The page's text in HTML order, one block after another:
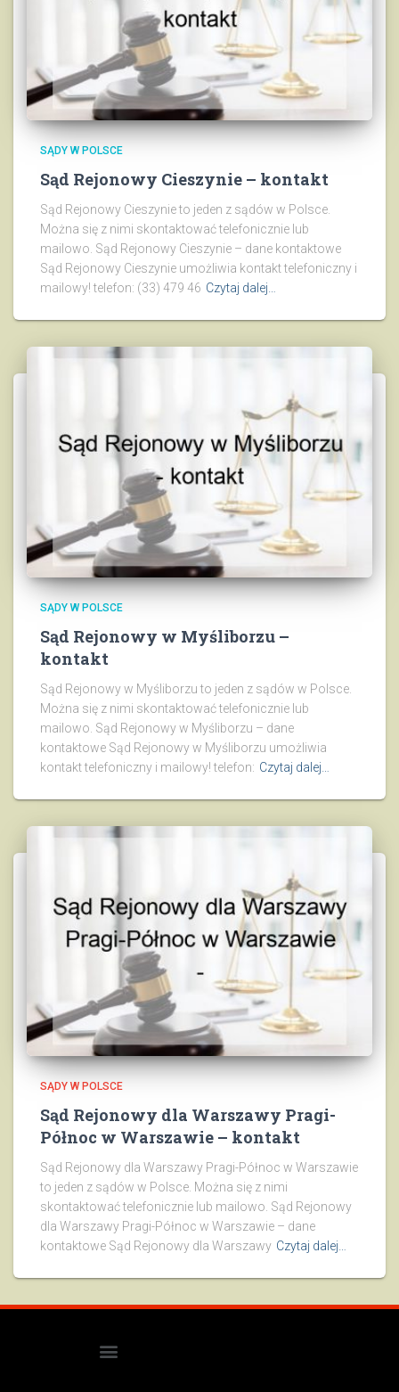
SĄDY W POLSCE
Sąd Rejonowy Cieszynie – kontakt
Sąd Rejonowy Cieszynie to jeden z sądów w Polsce.
Można się z nimi skontaktować telefonicznie lub
mailowo. Sąd Rejonowy Cieszynie – dane kontaktowe
Sąd Rejonowy Cieszynie umożliwia kontakt telefoniczny i
mailowy! telefon: (33) 479 46 Czytaj dalej…
SĄDY W POLSCE
Sąd Rejonowy w Myśliborzu –
kontakt
Sąd Rejonowy w Myśliborzu to jeden z sądów w Polsce.
Można się z nimi skontaktować telefonicznie lub
mailowo. Sąd Rejonowy w Myśliborzu – dane
kontaktowe Sąd Rejonowy w Myśliborzu umożliwia
kontakt telefoniczny i mailowy! telefon: Czytaj dalej…
SĄDY W POLSCE
Sąd Rejonowy dla Warszawy Pragi-
Północ w Warszawie – kontakt
Sąd Rejonowy dla Warszawy Pragi-Północ w Warszawie
to jeden z sądów w Polsce. Można się z nimi
skontaktować telefonicznie lub mailowo. Sąd Rejonowy
dla Warszawy Pragi-Północ w Warszawie – dane
kontaktowe Sąd Rejonowy dla Warszawy Czytaj dalej…